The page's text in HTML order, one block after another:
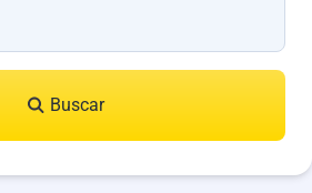
Buscar